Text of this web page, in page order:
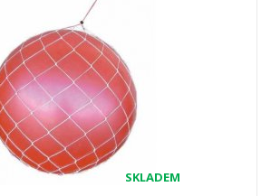
SKLADEM